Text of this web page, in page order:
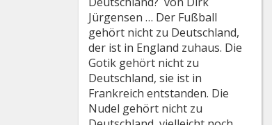
Jürgensen … Der Fußball
gehört nicht zu Deutschland,
der ist in England zuhaus. Die
Gotik gehört nicht zu
Deutschland, sie ist in
Frankreich entstanden. Die
Nudel gehört nicht zu